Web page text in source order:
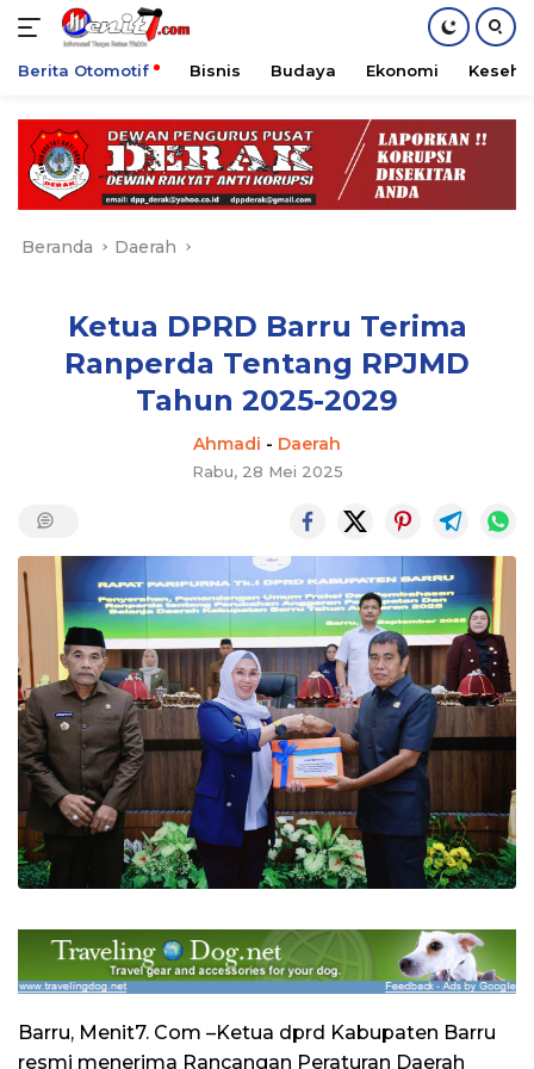
konten
Berita Otomotif Bisnis Budaya Ekonomi
Beranda Daerah
Ketua DPRD Barru Terima
Ranperda Tentang RPJMD
Tahun 2025-2029
Ahmadi - Daerah
Rabu, 28 Mei 2025
Barru, Menit7. Com –Ketua dprd Kabupaten Barru
resmi menerima Rancangan Peraturan Daerah